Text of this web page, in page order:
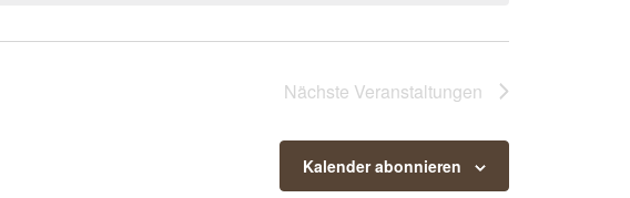
Nächste Veranstaltungen
Kalender abonnieren